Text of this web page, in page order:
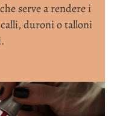
serve a rendere i
duroni o talloni